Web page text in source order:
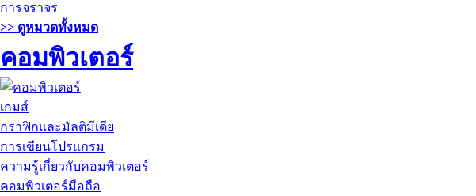
การจราจร
>> ดูหมวดทั้งหมด
คอมพิวเตอร์
เกมส์
กราฟิกและมัลติมีเดีย
การเขียนโปรแกรม
ความรู้เกี่ยวกับคอมพิวเตอร์
คอมพิวเตอร์มือถือ